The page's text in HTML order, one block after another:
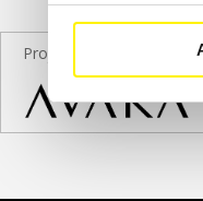
Projekto partneris